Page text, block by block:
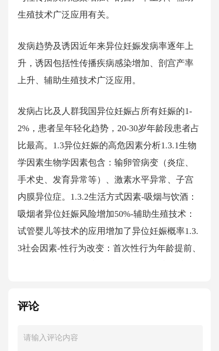
生殖技术广泛应用有关。
发病趋势及诱因近年来异位妊娠发病率逐年上
升，诱因包括性传播疾病感染增加、剖宫产率
上升、辅助生殖技术广泛应用。
发病占比及人群我国异位妊娠占所有妊娠的1-
2%，患者呈年轻化趋势，20-30岁年龄段患者占
比最高。1.3异位妊娠的高危因素分析1.3.1生物
学因素生物学因素包含：输卵管病变（炎症、
手术史、发育异常等）、激素水平异常、子宫
内膜异位症。1.3.2生活方式因素-吸烟与饮酒：
吸烟者异位妊娠风险增加50%-辅助生殖技术：
试管婴儿等技术的应用增加了异位妊娠概率1.3.
3社会因素-性行为改变：首次性行为年龄提前、
估032.1患者的认知需求分析
评论